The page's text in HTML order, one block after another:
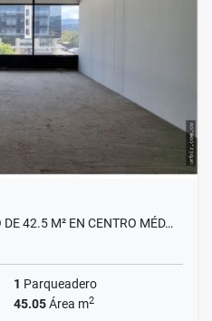
42.5 M² EN CENTRO MÉD…
1 Parqueadero
45.05Área m2